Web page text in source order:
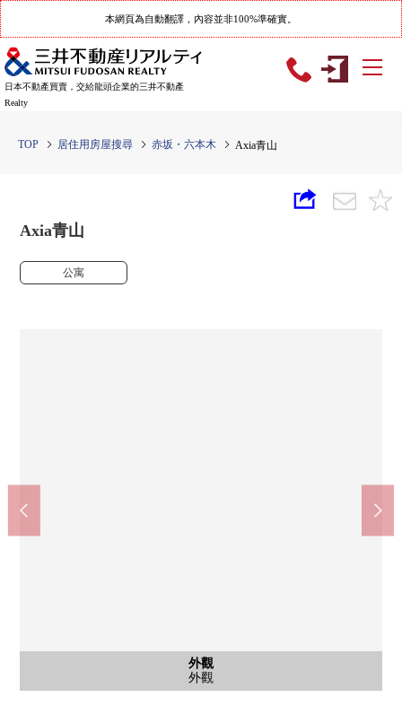
本網頁為自動翻譯，內容並非100%準確實。
日本不動產買賣，交給龍頭企業的三井不動產
Realty
TOP 居住用房屋搜尋 赤坂・六本木 Axia青山
Axia青山
公寓
外觀
外觀
客廳
客廳飯廳
客廳
客廳飯廳
客廳
客廳飯廳
客廳
客廳飯廳
客廳
餐廳
卧室
西式房間
卧室
西式房間
卧室
西式房間
收納
嵌入式衣櫃
廚房
廚房
廚房
廚房
廚房
廚房
廚房
廚房
洗臉
洗臉
洗臉
洗臉
公共汽車
浴室
廁所
廁所
風景
風景
陽台
陽台
陽台
陽台
門口
門口
門口
門口
收納
走入式鞋櫃
室內
走廊
入口
入口
外觀
外觀
外觀
外觀
外觀
外觀